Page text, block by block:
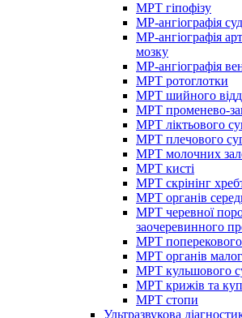
МРТ гіпофізу
МР-ангіографія
МР-ангіографія
мозку
МР-ангіографія
МРТ ротоглотки
МРТ шийного
МРТ променево-
МРТ ліктьового
МРТ плечового
МРТ молочних
МРТ кисті
МРТ скрінінг
МРТ органів
МРТ черевної
заочеревинного
МРТ поперекового
МРТ органів
МРТ кульшового
МРТ крижів та
МРТ стопи
Ультразвукова